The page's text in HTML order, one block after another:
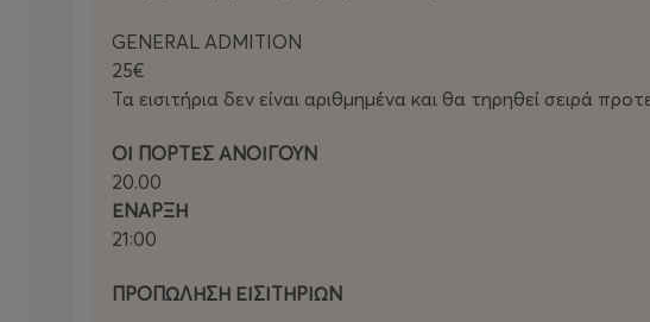
GENERAL ADMITION
25€
Τα εισιτήρια δεν είναι αριθμημένα και θα τηρηθεί σειρά
ΟΙ ΠΟΡΤΕΣ ΑΝΟΙΓΟΥΝ
20.00
ΕΝΑΡΞΗ
21:00
ΠΡΟΠΩΛΗΣΗ ΕΙΣΙΤΗΡΙΩΝ